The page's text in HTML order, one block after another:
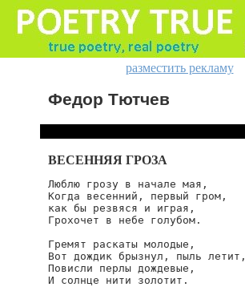
разместить рекламу
Федор Тютчев
ВЕСЕННЯЯ ГРОЗА
Люблю грозу в начале мая,
Когда весенний, первый гром,
как бы резвяся и играя,
Грохочет в небе голубом.
Гремят раскаты молодые,
Вот дождик брызнул, пыль летит,
Повисли перлы дождевые,
И солнце нити золотит.